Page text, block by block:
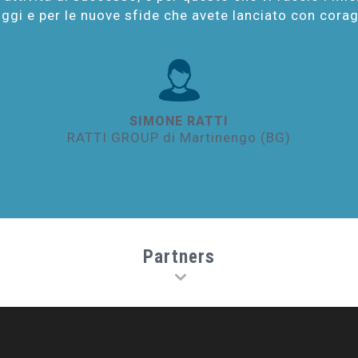
e per le nuove sfide che avete lanciato con
SIMONE RATTI
RATTI GROUP di Martinengo (BG)
Partners